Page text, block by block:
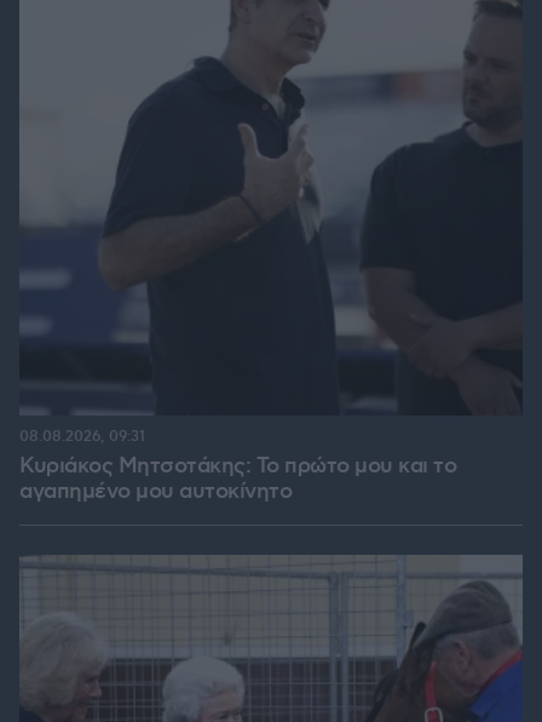
Κυριάκος Μητσοτάκης: Το πρώτο μου και το
αγαπημένο μου αυτοκίνητο
08.08.2026, 09:31